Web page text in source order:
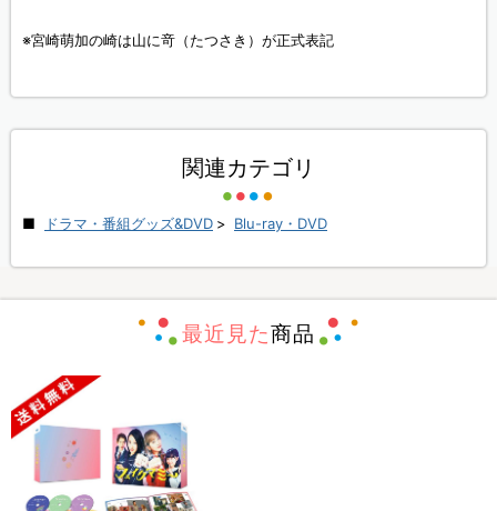
※宮崎萌加の崎は山に竒（たつさき）が正式表記
関連カテゴリ
ドラマ・番組グッズ&DVD > Blu-ray・DVD
最近見た商品